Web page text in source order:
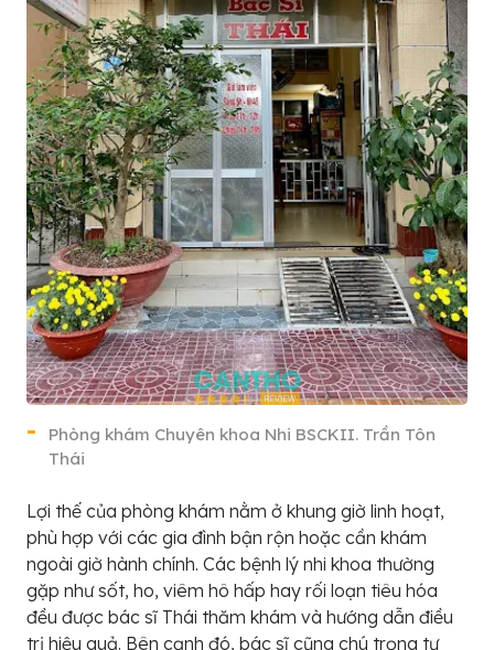
Phòng khám Chuyên khoa Nhi BSCKII. Trần Tôn
Thái
Lợi thế của phòng khám nằm ở khung giờ linh hoạt,
phù hợp với các gia đình bận rộn hoặc cần khám
ngoài giờ hành chính. Các bệnh lý nhi khoa thường
gặp như sốt, ho, viêm hô hấp hay rối loạn tiêu hóa
đều được bác sĩ Thái thăm khám và hướng dẫn điều
trị hiệu quả. Bên cạnh đó, bác sĩ cũng chú trọng tư